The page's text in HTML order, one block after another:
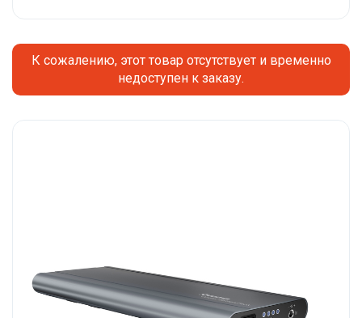
К сожалению, этот товар отсутствует и временно
недоступен к заказу.